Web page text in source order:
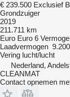
€ 239.500 Exclusief
Grondzuiger
2019
211.711 km
Euro Euro 6
Laadvermogen
Vering lucht/lucht
Nederland,
CLEANMAT
Contact opnemen